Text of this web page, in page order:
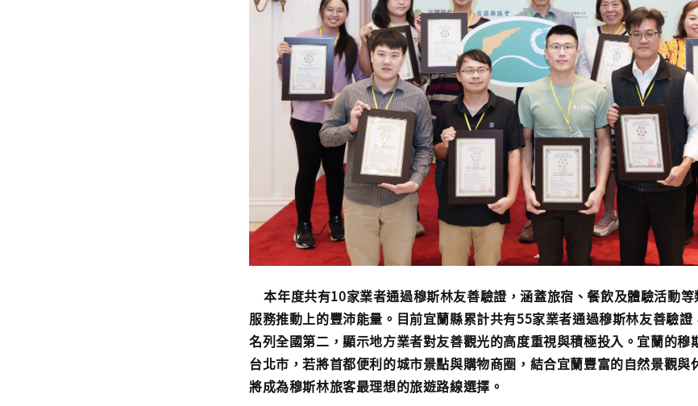
本年度共有10家業者通過穆斯林友善驗證，涵蓋旅宿、餐飲及體驗活動
服務推動上的豐沛能量。目前宜蘭縣累計共有55家業者通過穆斯林友善驗證
名列全國第二，顯示地方業者對友善觀光的高度重視與積極投入。宜蘭的穆
台北市，若將首都便利的城市景點與購物商圈，結合宜蘭豐富的自然景觀與
將成為穆斯林旅客最理想的旅遊路線選擇。